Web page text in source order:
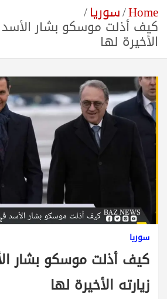
Home سوريا
كيف أذلت موسكو بشار
الأخيرة لها
سوريا
كيف أذلت موسكو بشار
زيارته الأخيرة لها